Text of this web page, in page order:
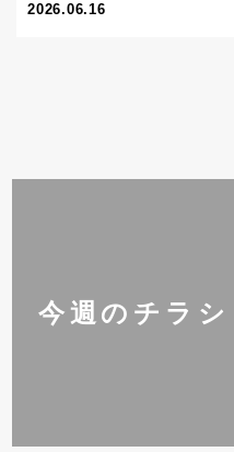
2026.06.16
今週のチラシ